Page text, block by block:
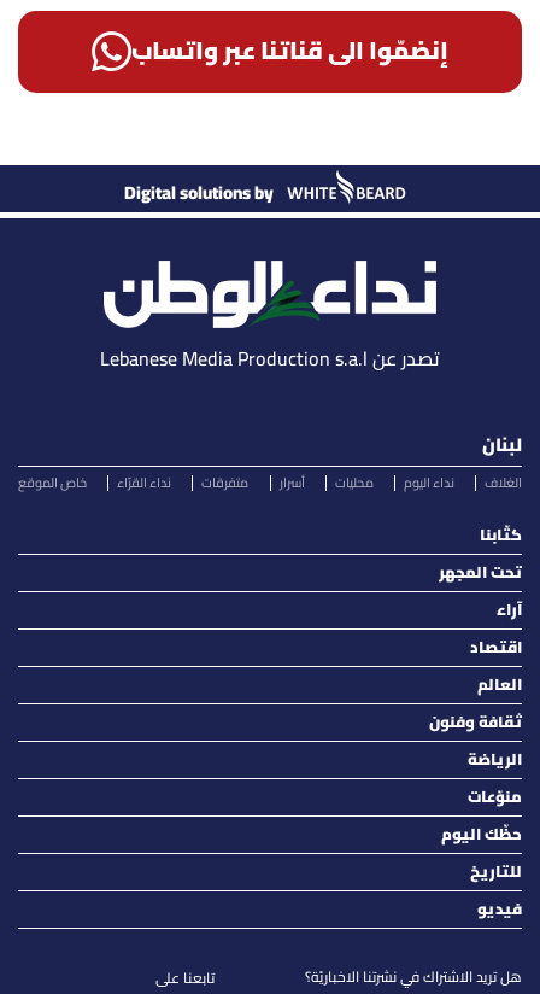
إنضمّوا الى قناتنا عبر واتساب
Digital solutions by
تصدر عن Lebanese Media Production s.a.l
لبنان
الغلاف نداء اليوم محليات أسرار متفرقات نداء القرّاء خاص الموقع
كتّابنا
تحت المجهر
آراء
اقتصاد
العالم
ثقافة وفنون
الرياضة
منوّعات
حظّك اليوم
للتاريخ
فيديو
هل تريد الاشتراك في نشرتنا الاخباريّة؟ تابعنا على